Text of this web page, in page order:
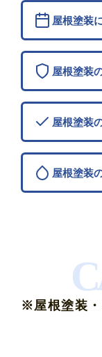
屋根塗装
屋根塗装
屋根塗装
屋根塗装
※屋根塗装